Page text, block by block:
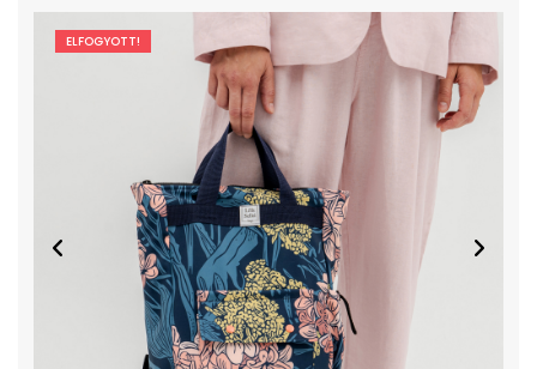
ELFOGYOTT!